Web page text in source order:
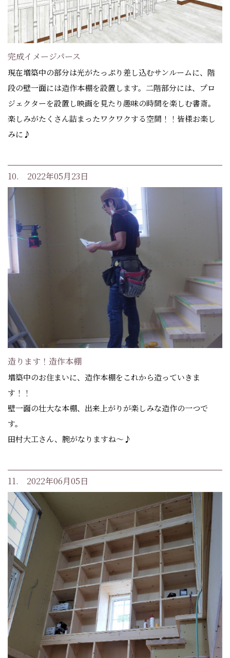
完成イメージパース
現在増築中の部分は光がたっぷり差し込むサンルームに、階
段の壁一面には造作本棚を設置します。二階部分には、プロ
ジェクターを設置し映画を見たり趣味の時間を楽しむ書斎。
楽しみがたくさん詰まったワクワクする空間！！皆様お楽し
みに♪
10. 2022年05月23日
造ります！造作本棚
増築中のお住まいに、造作本棚をこれから造っていきま
す！！
壁一面の壮大な本棚、出来上がりが楽しみな造作の一つで
す。
田村大工さん、腕がなりますね～♪
11. 2022年06月05日